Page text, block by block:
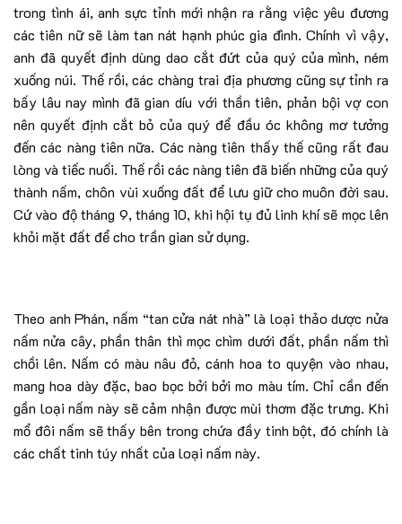
trong tình ái, anh sực tỉnh mới nhận ra rằng việc yêu đương
các tiên nữ sẽ làm tan nát hạnh phúc gia đình. Chính vì vậy,
anh đã quyết định dùng dao cắt đứt của quý của mình, ném
xuống núi. Thế rồi, các chàng trai địa phương cũng sự tỉnh ra
bấy lâu nay mình đã gian díu với thần tiên, phản bội vợ con
nên quyết định cắt bỏ của quý để đầu óc không mơ tưởng
đến các nàng tiên nữa. Các nàng tiên thấy thế cũng rất đau
lòng và tiếc nuối. Thế rồi các nàng tiên đã biến những của quý
thành nấm, chôn vùi xuống đất để lưu giữ cho muôn đời sau.
Cứ vào độ tháng 9, tháng 10, khi hội tụ đủ linh khí sẽ mọc lên
khỏi mặt đất để cho trần gian sử dụng.
Theo anh Phán, nấm “tan cửa nát nhà” là loại thảo dược nửa
nấm nửa cây, phần thân thì mọc chìm dưới đất, phần nấm thì
chồi lên. Nấm có màu nâu đỏ, cánh hoa to quyện vào nhau,
mang hoa dày đặc, bao bọc bởi bởi mo màu tím. Chỉ cần đến
gần loại nấm này sẽ cảm nhận được mùi thơm đặc trưng. Khi
mổ đôi nấm sẽ thấy bên trong chứa đầy tinh bột, đó chính là
các chất tinh túy nhất của loại nấm này.